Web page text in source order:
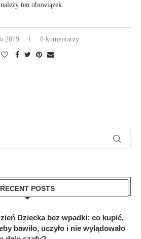
ten obowiązek.
2019 0 komentarzy
RECENT POSTS
Dziecka bez wpadki: co kupić,
bawiło, uczyło i nie wylądowało